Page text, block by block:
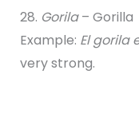
28. Gorila– Gorilla
Example: El gorila
very strong.